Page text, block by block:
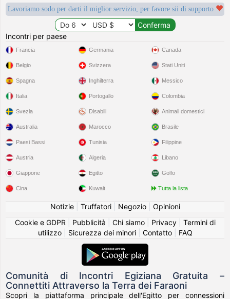
Lavoriamo sodo per darti il miglior servizio, per favore sii di supporto
Incontri per paese
Francia
Belgio
Spagna
Italia
Svezia
Germania
Svizzera
Inghilterra
Portogallo
Disabili
Canada
Stati Uniti
Messico
Colombia
Animali domestici
Australia
Paesi Bassi
Austria
Giappone
Cina
Marocco
Tunisia
Algeria
Egitto
Kuwait
Brasile
Filippine
Libano
Golfo
Tutta la lista
Notizie| Truffatori| Negozio| Opinioni
Cookie e GDPR
Pubblicità Chi siamo| Privacy| Termini di
utilizzo| Sicurezza dei minori| Contatto| FAQ
Comunità di Incontri Egiziana Gratuita –
Connettiti Attraverso la Terra dei Faraoni
Scopri la piattaforma principale dell'Egitto per connessioni